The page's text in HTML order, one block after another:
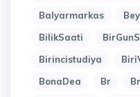
Balyarmarkas
BilikSaati
Birincistudiya
BonaDea
Br